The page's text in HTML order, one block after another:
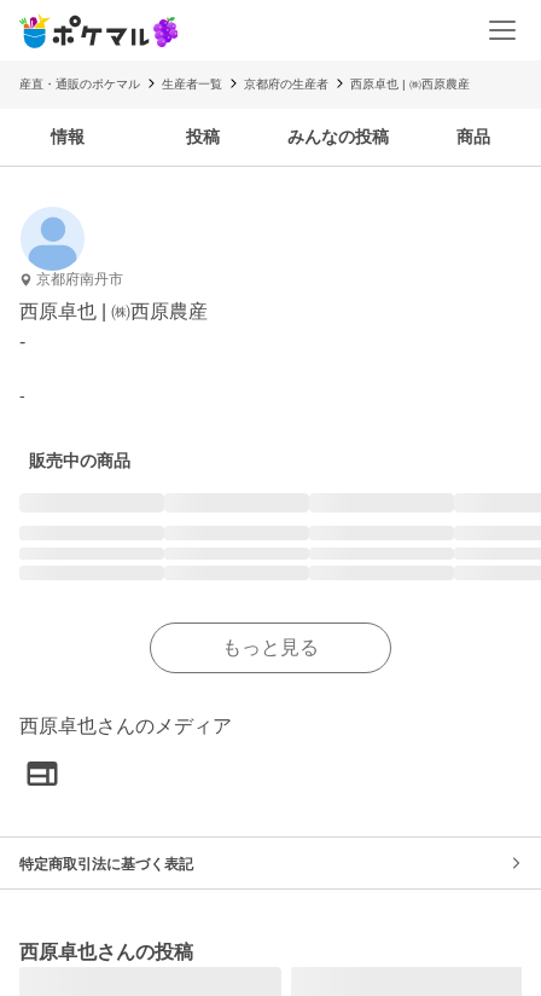
産直・通販のポケマル 生産者一覧 京都府の生産者 西原卓也 | ㈱西原農産
情報 投稿 みんなの投稿 商品
京都府南丹市
西原卓也 | ㈱西原農産
-
-
販売中の商品
もっと見る
西原卓也さんのメディア
特定商取引法に基づく表記
西原卓也さんの投稿